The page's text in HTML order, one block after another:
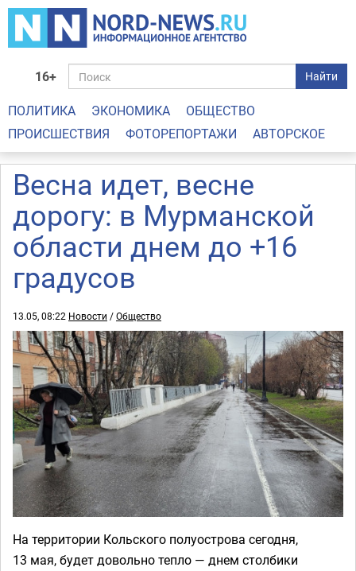
16+ Найти
ПОЛИТИКА ЭКОНОМИКА
ОБЩЕСТВО
ПРОИСШЕСТВИЯ
ФОТОРЕПОРТАЖИ АВТОРСКОЕ
Весна идет, весне
дорогу: в Мурманской
области днем до +16
градусов
13.05, 08:22 Новости /Общество
На территории Кольского полуострова сегодня,
13 мая, будет довольно тепло — днем столбики